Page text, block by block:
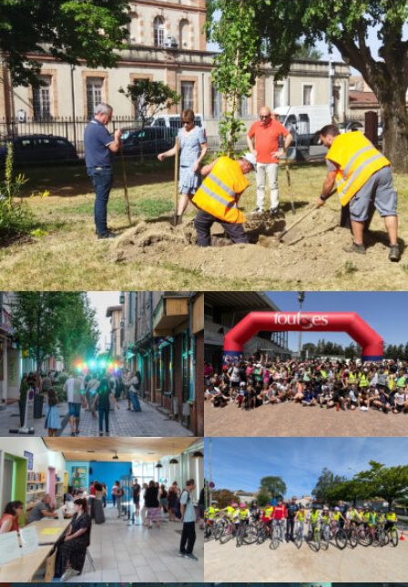
Voir l'élément
Voir l'élément Voir l'élément
Voir l'élément Voir l'élément